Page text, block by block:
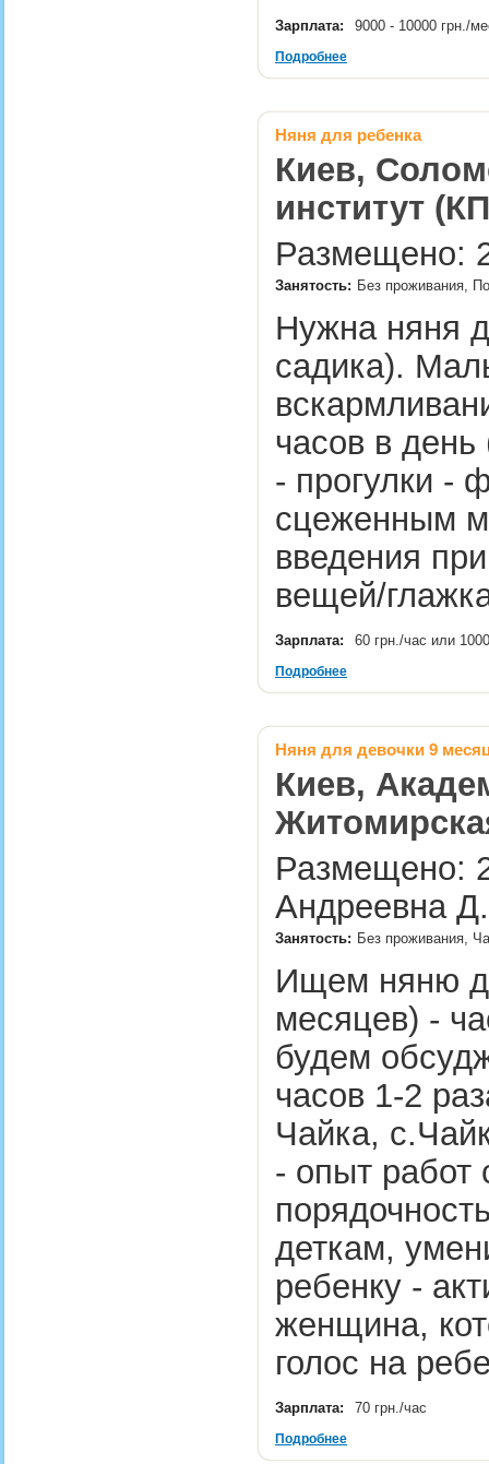
Зарплата: 9000 - 10000 грн./
Подробнее
Няня для ребенка
Киев,
институт
Размещено:
Занятость: Без проживания,
Нужна няня
садика).
часов в
- прогулки -
сцеженным
введения
вещей/
Зарплата: 60 грн./час или
Подробнее
Няня для девочки 9
Киев,
Размещено:
Андреевна Д.
Занятость: Без проживания,
Ищем няню
месяцев) -
будем
часов 1-2
Чайка,
- опыт работ
деткам,
ребенку -
женщина,
голос на
Зарплата: 70 грн./час
Подробнее